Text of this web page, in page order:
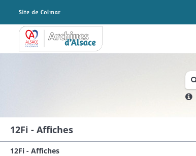
Archives Alsace - Colmar
12Fi - Affiches
12Fi - Affiches